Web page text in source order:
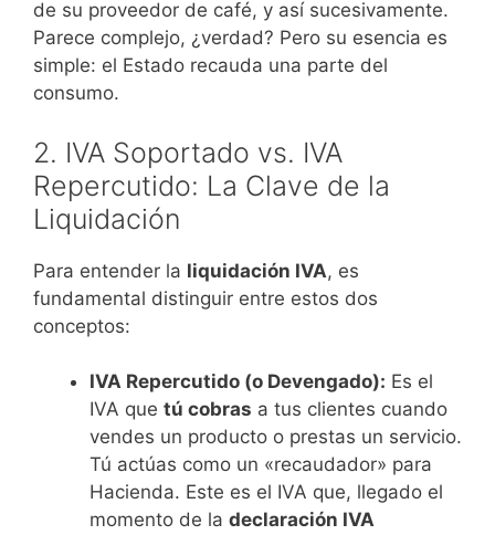
de su proveedor de café, y así sucesivamente.
Parece complejo, ¿verdad? Pero su esencia es
simple: el Estado recauda una parte del
consumo.
2. IVA Soportado vs. IVA
Repercutido: La Clave de la
Liquidación
Para entender la liquidación IVA, es
fundamental distinguir entre estos dos
conceptos:
IVA Repercutido (o Devengado): Es el
IVA que tú cobras a tus clientes cuando
vendes un producto o prestas un servicio.
Tú actúas como un «recaudador» para
Hacienda. Este es el IVA que, llegado el
momento de la declaración IVA